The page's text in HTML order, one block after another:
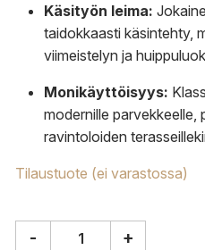
Käsityön leima:
taidokkaasti käsintehty,
viimeistelyn ja
Monikäyttöisyys:
modernille parvekkeelle,
ravintoloiden
Tilaustuote (ei varastossa)
- +